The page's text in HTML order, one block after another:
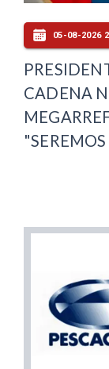
05-08-2026
CADENA